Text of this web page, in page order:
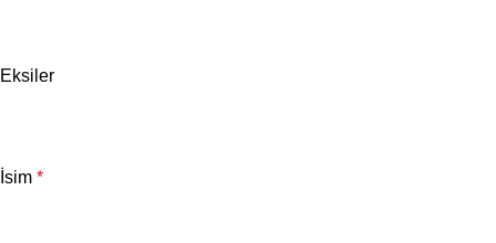
Eksiler
İsim *